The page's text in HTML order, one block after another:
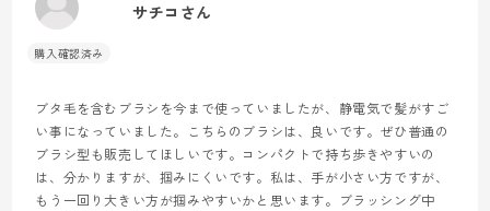
サチコさん
ブタ毛を含むブラシを今まで使っていましたが、静電気で髪がすご
い事になっていました。こちらのブラシは、良いです。ぜひ普通の
ブラシ型も販売してほしいです。コンパクトで持ち歩きやすいの
は、分かりますが、掴みにくいです。私は、手が小さい方ですが、
もう一回り大きい方が掴みやすいかと思います。ブラッシング中